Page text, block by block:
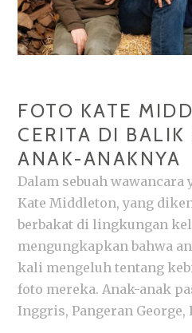
FOTO KATE
CERITA DI BALIK
ANAK-ANAKNYA
Dalam sebuah
Kate Middleton, yang
berbakat di lingkungan
mengungkapkan bahwa
kali mengeluh tentang
foto mereka. Anak-anak
Inggris, Pangeran George,